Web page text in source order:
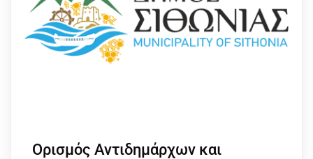
Ορισμός Αντιδημάρχων και